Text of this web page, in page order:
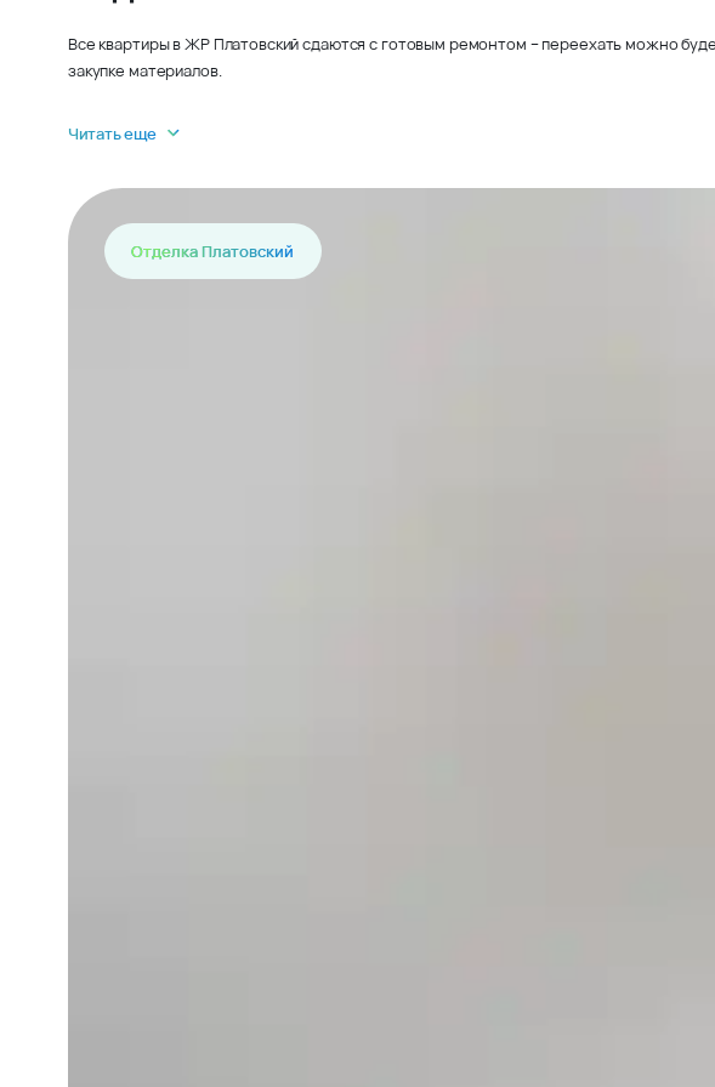
Все квартиры в ЖР Платовский сдаются с готовым ремонтом – переехать можно
закупке материалов.
Читать еще
Отделка Платовский